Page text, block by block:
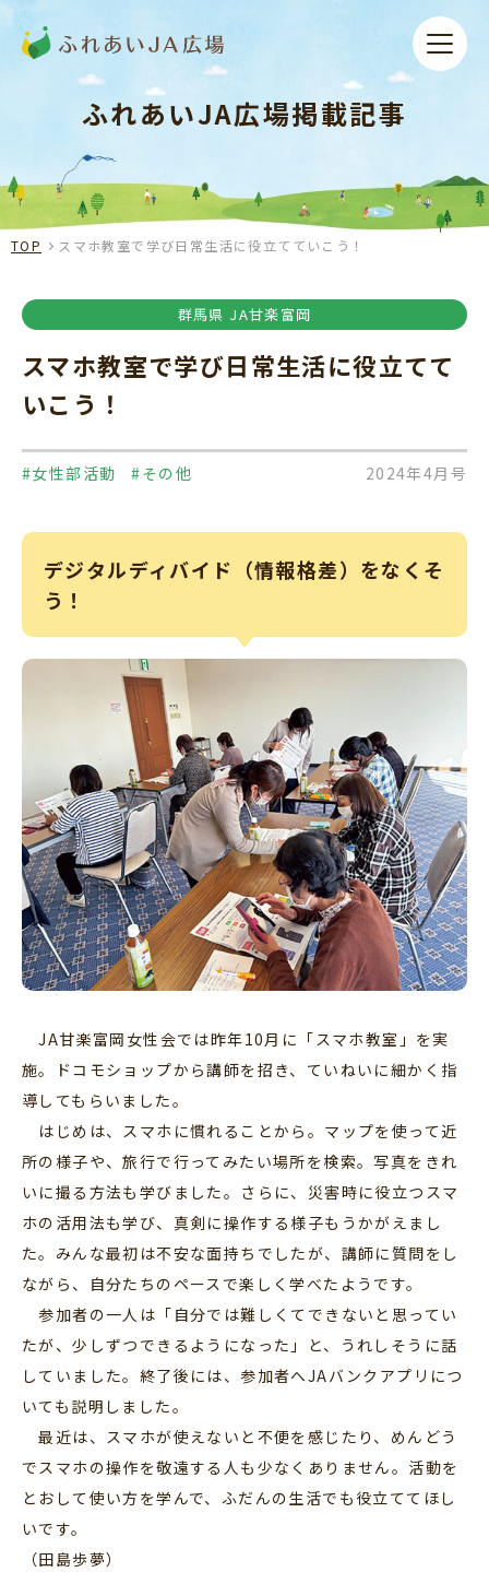
ふれあいJA広場掲載記事
TOP スマホ教室で学び日常生活に役立てていこう！
群馬県 JA甘楽富岡
スマホ教室で学び日常生活に役立てて
いこう！
#女性部活動 #その他 2024年4月号
デジタルディバイド（情報格差）をなくそ
う！
JA甘楽富岡女性会では昨年10月に「スマホ教室」を実
施。ドコモショップから講師を招き、ていねいに細かく指
導してもらいました。
はじめは、スマホに慣れることから。マップを使って近
所の様子や、旅行で行ってみたい場所を検索。写真をきれ
いに撮る方法も学びました。さらに、災害時に役立つスマ
ホの活用法も学び、真剣に操作する様子もうかがえまし
た。みんな最初は不安な面持ちでしたが、講師に質問をし
ながら、自分たちのペースで楽しく学べたようです。
参加者の一人は「自分では難しくてできないと思ってい
たが、少しずつできるようになった」と、うれしそうに話
していました。終了後には、参加者へJAバンクアプリにつ
いても説明しました。
最近は、スマホが使えないと不便を感じたり、めんどう
でスマホの操作を敬遠する人も少なくありません。活動を
とおして使い方を学んで、ふだんの生活でも役立ててほし
いです。
（田島歩夢）